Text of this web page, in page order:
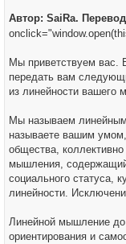
Автор: SaiRa.
Мы приветствуем вас.
передать вам
из линейности вашего
Мы называем
называете вашим
общества,
мышления,
социального статуса,
линейности.
Линейной мышление
ориентирования и